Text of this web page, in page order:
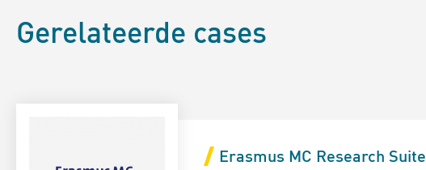
Gerelateerde cases
Erasmus MC Research Suite